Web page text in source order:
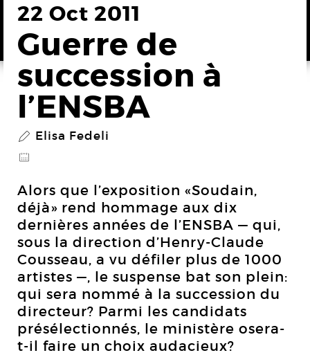
22 Oct 2011
Guerre de
succession à
l’ENSBA
P Elisa Fedeli
@
Alors que l’exposition «Soudain,
déjà» rend hommage aux dix
dernières années de l’ENSBA — qui,
sous la direction d’Henry-Claude
Cousseau, a vu défiler plus de 1000
artistes —, le suspense bat son plein:
qui sera nommé à la succession du
directeur? Parmi les candidats
présélectionnés, le ministère osera-
t-il faire un choix audacieux?